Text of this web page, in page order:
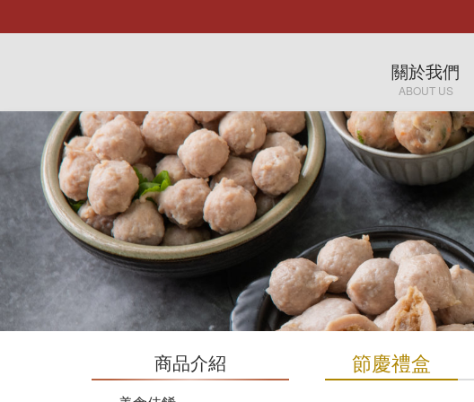
關於我們
ABOUT US
店家介紹
專業認證
媒體報導
商品介紹 節慶禮盒